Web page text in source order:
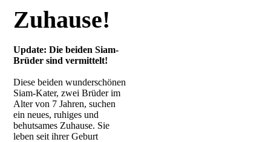
Zuhause!
Update: Die beiden Siam-
Brüder sind vermittelt!
Diese beiden wunderschönen
Siam-Kater, zwei Brüder im
Alter von 7 Jahren, suchen
ein neues, ruhiges und
behutsames Zuhause. Sie
leben seit ihrer Geburt